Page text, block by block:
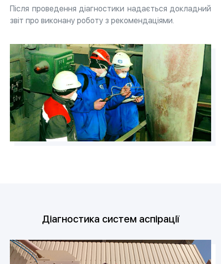
Після проведення діагностики надається докладний
звіт про виконану роботу з рекомендаціями.
Діагностика систем аспірації